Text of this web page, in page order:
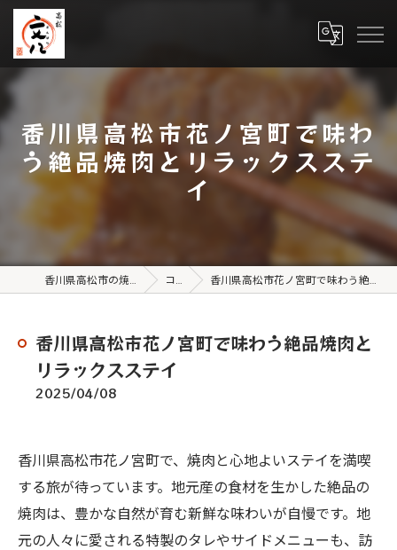
香川県高松市花ノ宮町で味わ
う絶品焼肉とリラックスステ
イ
香川県高松市の焼肉なら高松文八 コラム 香川県高松市花ノ宮町で味わう絶品焼肉とリラックスステイ
香川県高松市花ノ宮町で味わう絶品焼肉と
リラックスステイ
2025/04/08
香川県高松市花ノ宮町で、焼肉と心地よいステイを満喫
する旅が待っています。地元産の食材を生かした絶品の
焼肉は、豊かな自然が育む新鮮な味わいが自慢です。地
元の人々に愛される特製のタレやサイドメニューも、訪